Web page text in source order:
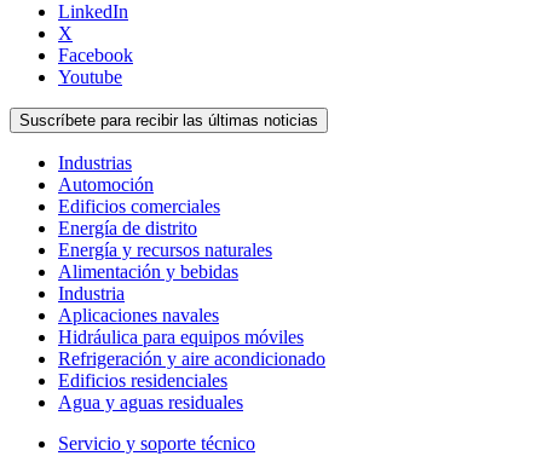
LinkedIn
X
Facebook
Youtube
Suscríbete para recibir las últimas noticias
Industrias
Automoción
Edificios comerciales
Energía de distrito
Energía y recursos naturales
Alimentación y bebidas
Industria
Aplicaciones navales
Hidráulica para equipos móviles
Refrigeración y aire acondicionado
Edificios residenciales
Agua y aguas residuales
Servicio y soporte técnico